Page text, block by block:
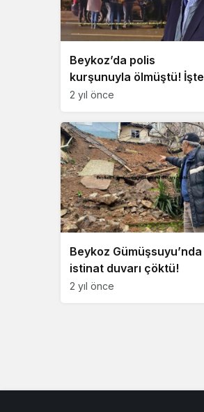
Beykoz’da polis
kurşunuyla ölmüştü! İşte
istenen ceza
2 yıl önce
Beykoz Gümüşsuyu’nda
istinat duvarı çöktü!
2 yıl önce